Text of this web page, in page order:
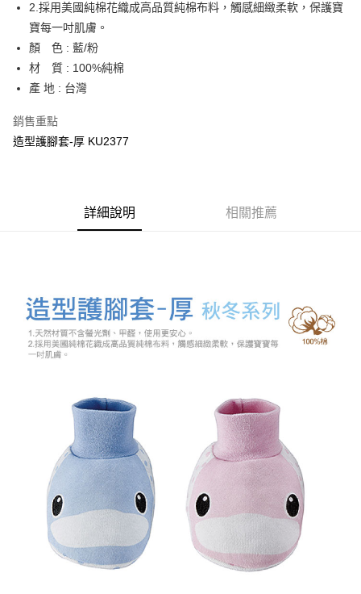
悠遊付
Google Pay
全盈+PAY
【關於「AFTEE先享後付」】
２．便利：只要手機號碼，簡訊認證，即可結帳。
２．訂單成立數日內，您將收到繳費通知簡訊。
３．收到繳費通知簡訊後14天內，點擊此簡訊中的連結，可透過四大超商／
ATM／網路銀行／等多元方式進行付款，方視為交易完成。
※ 請注意：結帳手續完成當下不需立刻繳費，但若您需要取消訂單，請聯絡
購買商品的店家。未經商家同意取消之訂單仍視為有效，需透過AFTEE先享
是否繳費成功／繳費後需取消欲退款等相關疑問，請聯繫「AFTEE先享後付
客戶支援中心」https://netprotections.freshdesk.com/support/home
【注意事項】
１．透過由恩沛科技股份有限公司提供之「AFTEE先享後付」服務完成之交
易，需依本服務之必要範圍內提供個人資料，並將交易相關給付款項請求債
權轉讓予恩沛科技股份有限公司。
２．關於個人資料處理事宜，請瀏覽以下網址：
https://aftee.tw/terms/#terms3
３．未成年的使用者請事先徵得法定代理人或監護人之同意方可使用
「AFTEE先享後付」，若未經同意申辦者引起之損失，本公司不負相關責
４．使用「AFTEE先享後付」時，將依據個別帳號之用戶狀況，依本公司即
全家取貨付款
每筆NT$150，滿NT$799(含以上)免運費
宅配
每筆NT$150，滿NT$1,299(含以上)免運費
2.採用美國純棉花織成高品質純棉布料，觸感細緻柔軟，保護寶
寶每一吋肌膚。
顏 色 : 藍/粉
材 質 : 100%純棉
產 地 : 台灣
銷售重點
造型護腳套-厚 KU2377
詳細說明 相關推薦